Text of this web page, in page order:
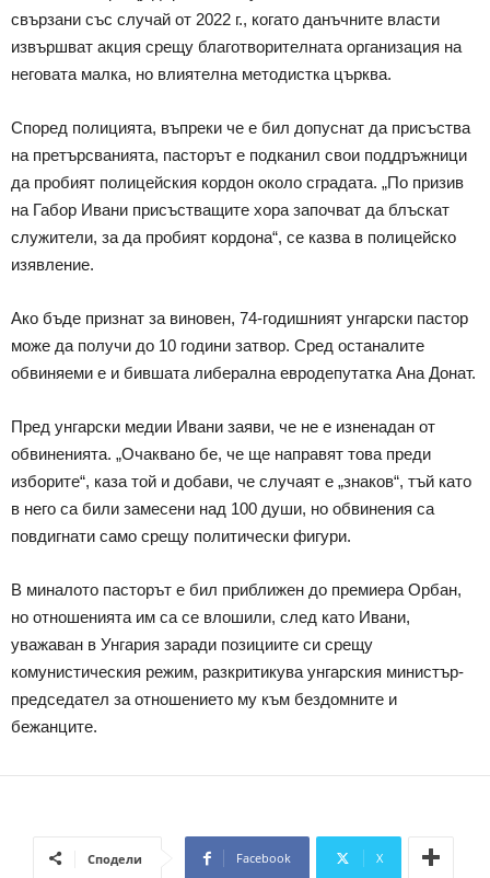
свързани със случай от 2022 г., когато данъчните власти
извършват акция срещу благотворителната организация на
неговата малка, но влиятелна методистка църква.
Според полицията, въпреки че е бил допуснат да присъства
на претърсванията, пасторът е подканил свои поддръжници
да пробият полицейския кордон около сградата. „По призив
на Габор Ивани присъстващите хора започват да блъскат
служители, за да пробият кордона“, се казва в полицейско
изявление.
Ако бъде признат за виновен, 74-годишният унгарски пастор
може да получи до 10 години затвор. Сред останалите
обвиняеми е и бившата либерална евродепутатка Ана Донат.
Пред унгарски медии Ивани заяви, че не е изненадан от
обвиненията. „Очаквано бе, че ще направят това преди
изборите“, каза той и добави, че случаят е „знаков“, тъй като
в него са били замесени над 100 души, но обвинения са
повдигнати само срещу политически фигури.
В миналото пасторът е бил приближен до премиера Орбан,
но отношенията им са се влошили, след като Ивани,
уважаван в Унгария заради позициите си срещу
комунистическия режим, разкритикува унгарския министър-
председател за отношението му към бездомните и
бежанците.
Сподели Facebook X